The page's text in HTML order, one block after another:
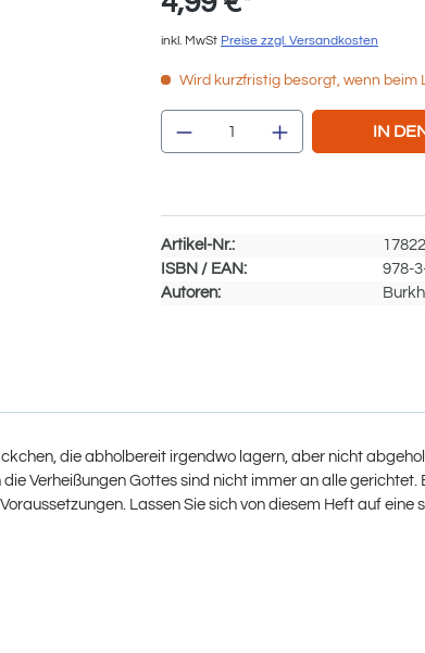
inkl. MwSt Preise zzgl. Versandkosten
Wird kurzfristig besorgt, wenn beim
Produkt Anzahl: Gib
IN
Artikel-Nr.:
ISBN / EAN:
978-
Autoren:
die abholbereit irgendwo lagern, aber nicht
Verheißungen Gottes sind nicht immer an alle gerichtet.
Lassen Sie sich von diesem Heft auf eine